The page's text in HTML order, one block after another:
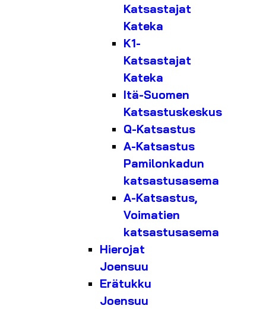
Katsastajat
Kateka
K1-
Katsastajat
Kateka
Itä-Suomen
Katsastuskeskus
Q-Katsastus
A-Katsastus
Pamilonkadun
katsastusasema
A-Katsastus,
Voimatien
katsastusasema
Hierojat
Joensuu
Erätukku
Joensuu